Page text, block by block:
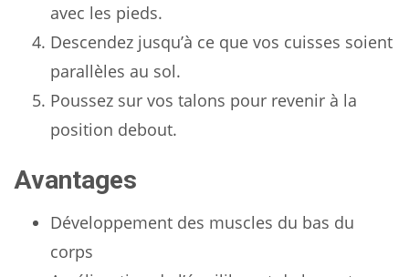
avec les pieds.
Descendez jusqu’à ce que vos cuisses soient
parallèles au sol.
Poussez sur vos talons pour revenir à la
position debout.
Avantages
Développement des muscles du bas du
corps